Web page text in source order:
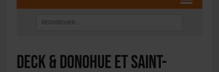
Deck & Donohue et Saint-